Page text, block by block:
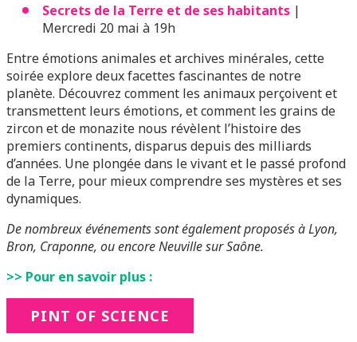
Secrets de la Terre et de ses habitants |
Mercredi 20 mai à 19h
Entre émotions animales et archives minérales, cette
soirée explore deux facettes fascinantes de notre
planète. Découvrez comment les animaux perçoivent et
transmettent leurs émotions, et comment les grains de
zircon et de monazite nous révèlent l’histoire des
premiers continents, disparus depuis des milliards
d’années. Une plongée dans le vivant et le passé profond
de la Terre, pour mieux comprendre ses mystères et ses
dynamiques.
De nombreux événements sont également proposés à Lyon,
Bron, Craponne, ou encore Neuville sur Saône.
>> Pour en savoir plus :
PINT OF SCIENCE